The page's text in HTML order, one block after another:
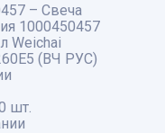
– Свеча
1000450457
Weichai
(ВЧ РУС)
шт.